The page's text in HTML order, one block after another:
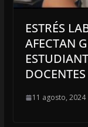
ESTRÉS
AFECTAN
DOCENTES
11 agosto, 2024